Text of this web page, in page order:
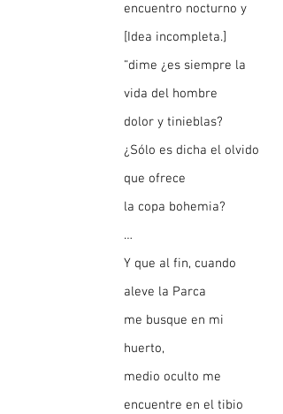
encuentro nocturno y
[Idea incompleta.]
“dime ¿es siempre la
vida del hombre
dolor y tinieblas?
¿Sólo es dicha el olvido
que ofrece
la copa bohemia?
…
Y que al fin, cuando
aleve la Parca
me busque en mi
huerto,
medio oculto me
encuentre en el tibio